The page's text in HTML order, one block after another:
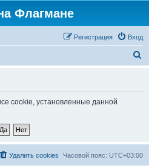
Флагмане
Вход
Регистрация
cookie, установленные данной
Часовой пояс: UTC+03:00
Удалить cookies